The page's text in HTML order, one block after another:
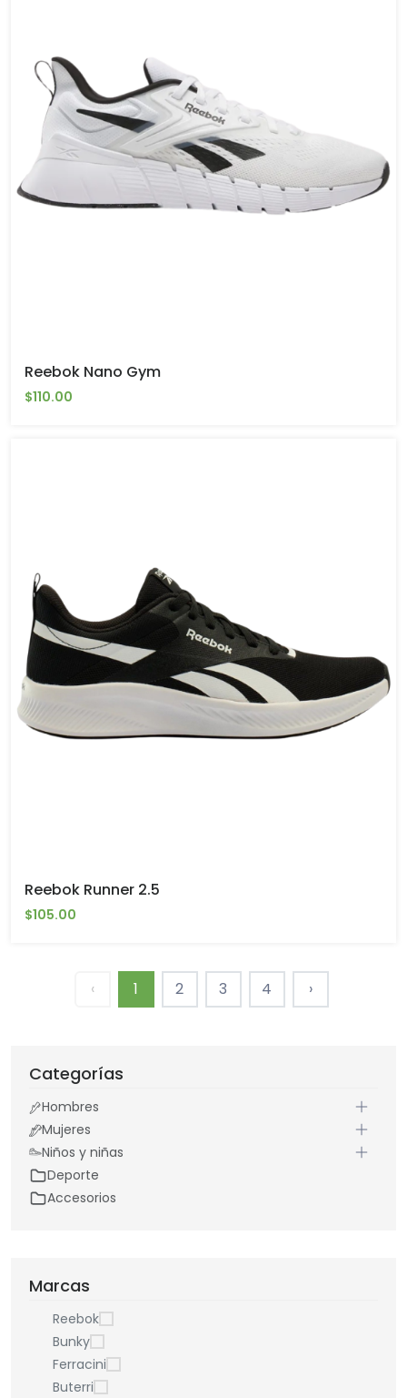
Reebok Nano Gym
$110.00
Reebok Runner 2.5
$105.00
‹ 1 2 3 4 ›
Categorías
Hombres
Mujeres
Niños y niñas
Deporte
Accesorios
Marcas
Reebok
Bunky
Ferracini
Buterri